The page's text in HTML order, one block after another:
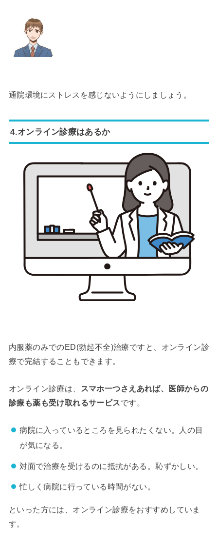
通院環境にストレスを感じないようにしましょう。
4.オンライン診療はあるか
内服薬のみでのED(勃起不全)治療ですと、オンライン診
療で完結することもできます。
オンライン診療は、
スマホ一つさえあれば、医師からの
診療も薬も受け取れるサービスです。
病院に入っているところを見られたくない。人の目
が気になる。
対面で治療を受けるのに抵抗がある。恥ずかしい。
忙しく病院に行っている時間がない。
といった方には、オンライン診療をおすすめしていま
す。